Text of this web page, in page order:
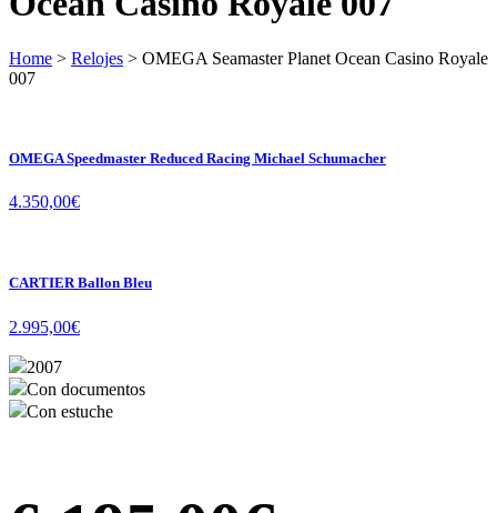
Home > Relojes > OMEGA Seamaster Planet Ocean Casino Royale
007
OMEGA Speedmaster Reduced Racing Michael Schumacher
4.350,00€
CARTIER Ballon Bleu
2.995,00€
2007
Con documentos
Con estuche